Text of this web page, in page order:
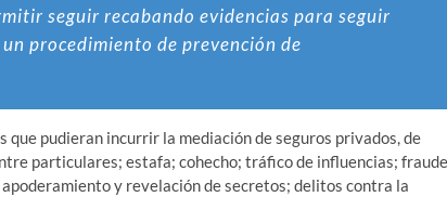
seguir recabando evidencias para seguir
procedimiento de prevención de
pudieran incurrir la mediación de seguros privados, de
particulares; estafa; cohecho; tráfico de influencias; fraude
y revelación de secretos; delitos contra la